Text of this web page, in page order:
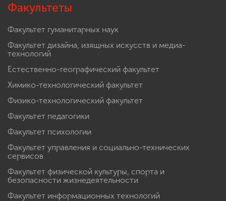
Факультеты
Факультет гуманитарных наук
Факультет дизайна, изящных искусств и медиа-
технологий
Естественно-географический факультет
Химико-технологический факультет
Физико-технологический факультет
Факультет педагогики
Факультет психологии
Факультет управления и социально-технических
сервисов
Факультет физической культуры, спорта и
безопасности жизнедеятельности
Факультет информационных технологий